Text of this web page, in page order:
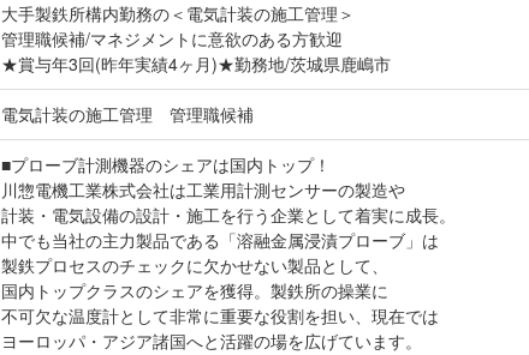
大手製鉄所構内勤務の＜電気計装の施工管理＞
管理職候補/マネジメントに意欲のある方歓迎
★賞与年3回(昨年実績4ヶ月)★勤務地/茨城県鹿嶋市
電気計装の施工管理 管理職候補
■プローブ計測機器のシェアは国内トップ！
川惣電機工業株式会社は工業用計測センサーの製造や
計装・電気設備の設計・施工を行う企業として着実に成長。
中でも当社の主力製品である「溶融金属浸漬プローブ」は
製鉄プロセスのチェックに欠かせない製品として、
国内トップクラスのシェアを獲得。製鉄所の操業に
不可欠な温度計として非常に重要な役割を担い、現在では
ヨーロッパ・アジア諸国へと活躍の場を広げています。